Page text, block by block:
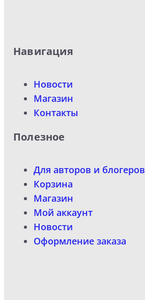
Навигация
Новости
Магазин
Контакты
Полезное
Для авторов и блогеров
Корзина
Магазин
Мой аккаунт
Новости
Оформление заказа